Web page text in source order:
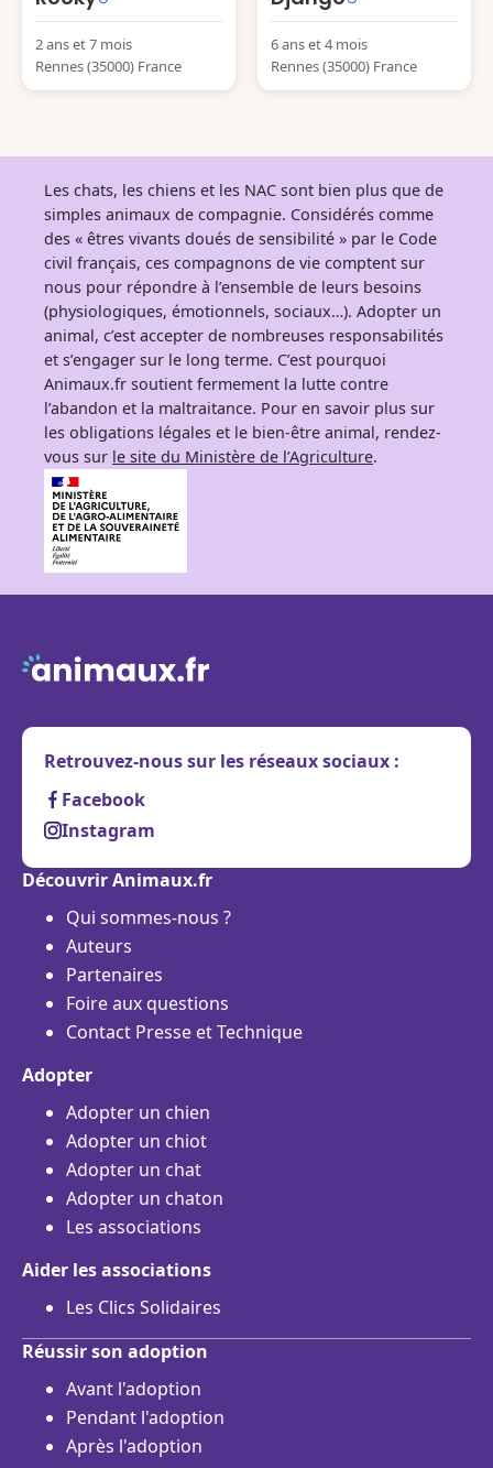
2 ans et 7 mois
Rennes (35000) France
6 ans et 4 mois
Rennes (35000) France
Les chats, les chiens et les NAC sont bien plus que de
simples animaux de compagnie. Considérés comme
des « êtres vivants doués de sensibilité » par le Code
civil français, ces compagnons de vie comptent sur
nous pour répondre à l’ensemble de leurs besoins
(physiologiques, émotionnels, sociaux…). Adopter un
animal, c’est accepter de nombreuses responsabilités
et s’engager sur le long terme. C’est pourquoi
Animaux.fr soutient fermement la lutte contre
l’abandon et la maltraitance. Pour en savoir plus sur
les obligations légales et le bien-être animal, rendez-
vous sur le site du Ministère de l’Agriculture.
Retrouvez-nous sur les réseaux sociaux :
Facebook
Instagram
Découvrir Animaux.fr
Qui sommes-nous ?
Auteurs
Partenaires
Foire aux questions
Contact Presse et Technique
Adopter
Adopter un chien
Adopter un chiot
Adopter un chat
Adopter un chaton
Les associations
Aider les associations
Les Clics Solidaires
Réussir son adoption
Avant l'adoption
Pendant l'adoption
Après l'adoption